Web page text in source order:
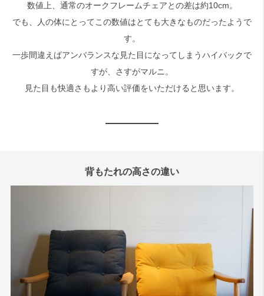
数値上、通常のオークフレームチェアとの差は約10cm。
でも、人の体にとってこの数値はとても大きなものだったようで
す。
一歩間違えばアンバランスな見た目になってしまうハイバックで
すが、さすがマルニ。
見た目も快適さもより高い評価をいただけると思います。
背もたれの高さの違い